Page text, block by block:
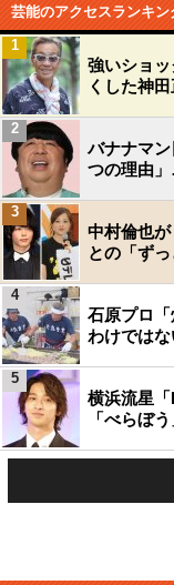
芸能のアクセスランキン
強いショ
くした神
1
バナナマ
つの理由
2
中村倫也
との「ず
3
石原プロ
わけではな
4
横浜流星
「べらぼ
5